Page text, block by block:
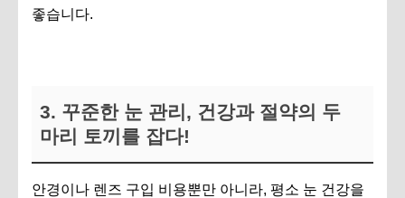
좋습니다.
3. 꾸준한 눈 관리, 건강과 절약의 두
마리 토끼를 잡다!
안경이나 렌즈 구입 비용뿐만 아니라, 평소 눈 건강을